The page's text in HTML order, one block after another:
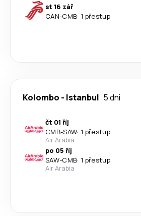
st 16 zář
CAN-CMB· 1 přestup
Kolombo - Istanbul 5 dni
čt 01 říj
CMB-SAW· 1 přestup
Air Arabia
po 05 říj
SAW-CMB· 1 přestup
Air Arabia